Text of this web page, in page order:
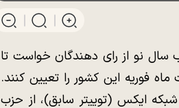
نو از رای دهندگان خواست تا
فوریه این کشور را تعیین کنند.
ایکس (توییتر سابق)، از حزب